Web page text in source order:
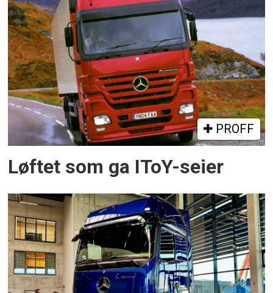
PROFF
Løftet som ga IToY-seier